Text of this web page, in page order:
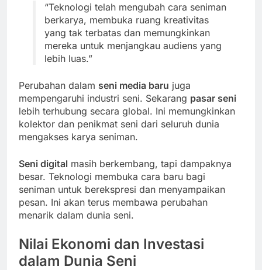
“Teknologi telah mengubah cara seniman
berkarya, membuka ruang kreativitas
yang tak terbatas dan memungkinkan
mereka untuk menjangkau audiens yang
lebih luas.”
Perubahan dalam seni media baru juga
mempengaruhi industri seni. Sekarang pasar seni
lebih terhubung secara global. Ini memungkinkan
kolektor dan penikmat seni dari seluruh dunia
mengakses karya seniman.
Seni digital masih berkembang, tapi dampaknya
besar. Teknologi membuka cara baru bagi
seniman untuk berekspresi dan menyampaikan
pesan. Ini akan terus membawa perubahan
menarik dalam dunia seni.
Nilai Ekonomi dan Investasi
dalam Dunia Seni